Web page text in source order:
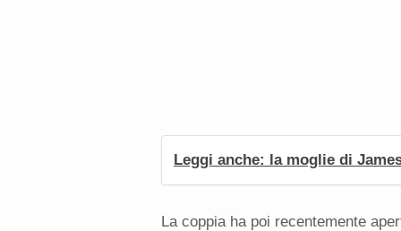
Leggi anche: la moglie di
La coppia ha poi recentemente